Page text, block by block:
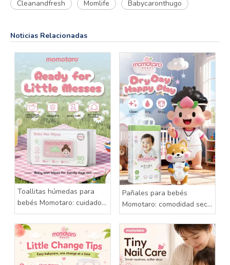
Cleanandfresh
Momlife Babycaronthugo
Noticias Relacionadas
Toallitas húmedas para
bebés Momotaro: cuidado
suave para cada pequeño
desorden
Pañales para bebés
Momotaro: comodidad seca
para cada día feliz